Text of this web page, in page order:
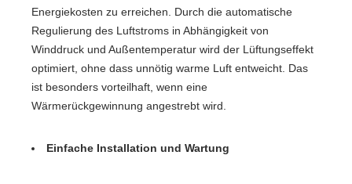
Energiekosten zu erreichen. Durch die automatische
Regulierung des Luftstroms in Abhängigkeit von
Winddruck und Außentemperatur wird der Lüftungseffekt
optimiert, ohne dass unnötig warme Luft entweicht. Das
ist besonders vorteilhaft, wenn eine
Wärmerückgewinnung angestrebt wird.
Einfache Installation und Wartung